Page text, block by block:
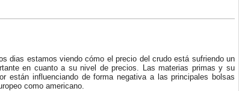
dias estamos viendo cómo el precio del crudo está sufriendo un
en cuanto a su nivel de precios. Las materias primas y su
están influenciando de forma negativa a las principales bolsas
como americano.